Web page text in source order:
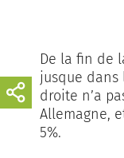
De la fin de
jusque dans
droite n’a
Allemagne,
5%.